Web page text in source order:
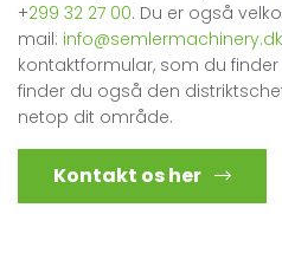
+299 32 27 00. Du er også
mail: info@semlermachinery.dk
kontaktformular, som du
finder du også den
netop dit område.
Kontakt os her